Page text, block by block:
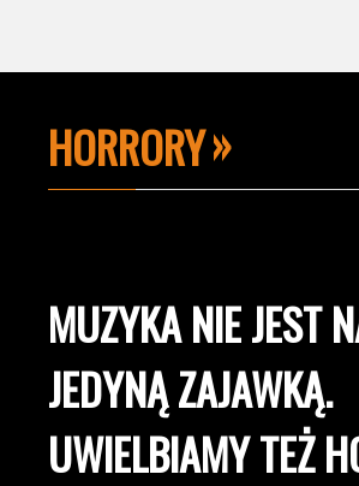
HORRORY
MUZYKA NIE JEST
JEDYNĄ ZAJAWKĄ.
UWIELBIAMY TEŻ